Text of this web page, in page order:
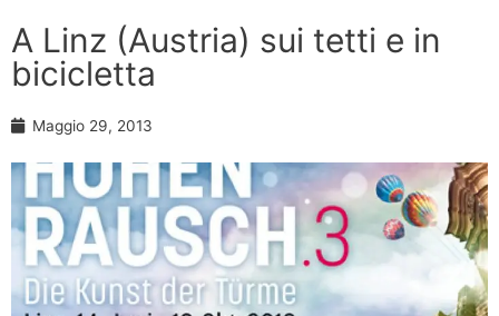
A Linz (Austria) sui tetti e in
bicicletta
Maggio 29, 2013